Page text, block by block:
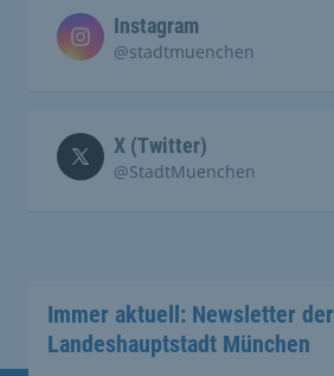
Instagram
@stadtmuenchen
X (Twitter)
@StadtMuenchen
Immer aktuell: Newsletter der
Landeshauptstadt München